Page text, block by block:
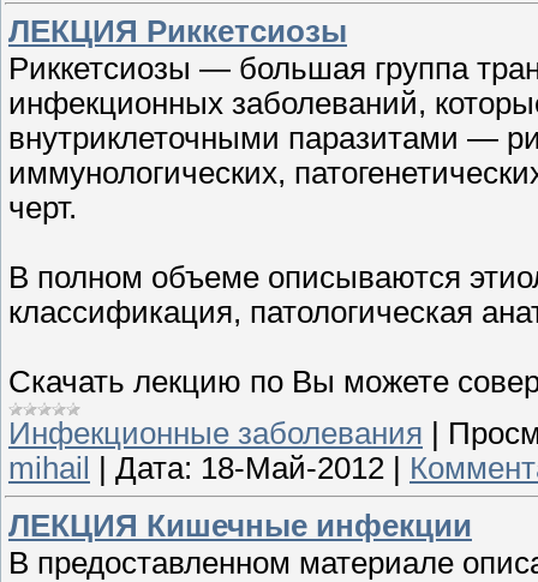
ЛЕКЦИЯ Риккетсиозы
Риккетсиозы — большая группа
инфекционных заболеваний,
внутриклеточными паразитами —
иммунологических,
черт.
В полном объеме описываются
классификация, патологическая
Скачать лекцию по Вы можете
Инфекционные заболевания
mihail
Дата: 18-Май-2012
ЛЕКЦИЯ Кишечные инфекции
В предоставленном материале